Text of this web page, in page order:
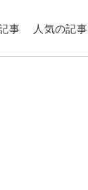
事 人気の記事